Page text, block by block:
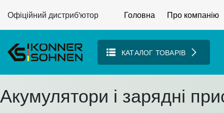
Офіційний дистриб'ютор Головна Про компанію
КАТАЛОГ ТОВАРІВ
Акумулятори і зарядні